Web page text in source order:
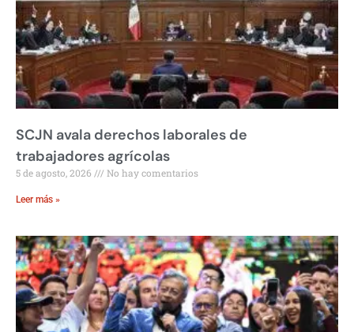
SCJN avala derechos laborales de
trabajadores agrícolas
5 de agosto, 2026 No hay comentarios
Leer más »